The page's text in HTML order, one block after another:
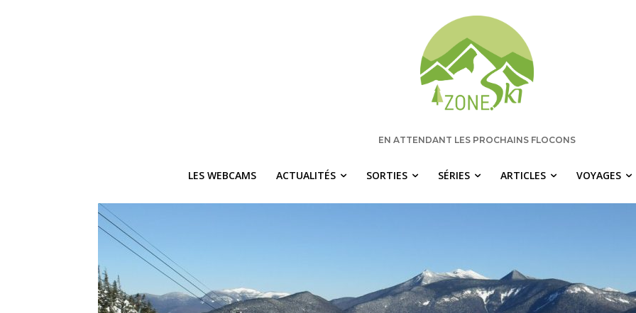
EN ATTENDANT LES PROCHAINS FLOCONS
LES WEBCAMS ACTUALITÉS SORTIES SÉRIES ARTICLES VOYAGES
VOTRE ADRESSE COURRIEL